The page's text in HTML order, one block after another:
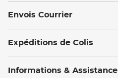
Envois Courrier
Expéditions de Colis
Informations & Assistance